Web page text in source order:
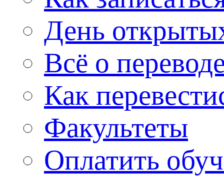
День
Всё о
Как
Факультеты
Оплатить